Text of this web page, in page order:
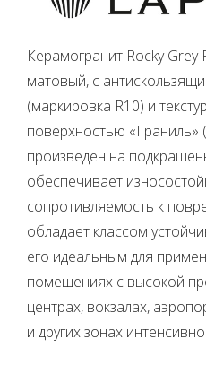
Керамогранит Rocky
матовый, с
(маркировка R10) и
поверхностью «Граниль»
произведен на
обеспечивает
сопротивляемость к
обладает классом
его идеальным для
помещениях с высокой
центрах, вокзалах,
и других зонах